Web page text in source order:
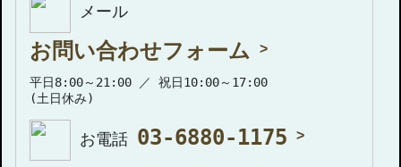
メール
お問い合わせフォーム
平日8:00～21:00 ／ 祝日10:00～17:00
(土日休み)
お電話 03-6880-1175